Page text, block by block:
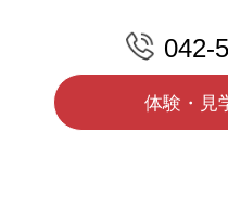
042-
体験・見